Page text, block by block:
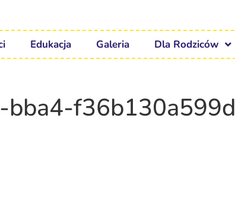
Edukacja Galeria Dla Rodziców
f36b130a599d